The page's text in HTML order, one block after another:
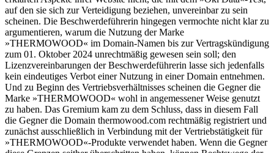
auf den sie sich zur Verteidigung beziehen, unvereinbar zu sein
scheinen. Die Beschwerdeführerin hingegen vermochte nicht klar zu
argumentieren, warum die Nutzung der Marke
»THERMOWOOD« im Domain-Namen bis zur Vertragskündigung
zum 01. Oktober 2024 unrechtmäßig gewesen sein soll; den
Lizenzvereinbarungen der Beschwerdeführerin lasse sich jedenfalls
kein eindeutiges Verbot einer Nutzung in einer Domain entnehmen.
Und zu Beginn des Vertriebsverhältnisses scheinen die Gegner die
Marke »THERMOWOOD« wohl in angemessener Weise genutzt
zu haben. Das Gremium kam zu dem Schluss, dass in diesem Fall
die Gegner die Domain thermowood.com rechtmäßig registriert und
zunächst ausschließlich in Verbindung mit der Vertriebstätigkeit für
»THERMOWOOD«-Produkte verwendet haben. Wenn die Gegner